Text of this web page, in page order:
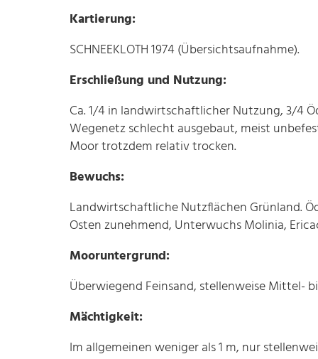
Kartierung:
SCHNEEKLOTH 1974 (Übersichtsaufnahme).
Erschließung und Nutzung:
Ca. 1/4 in landwirtschaftlicher Nutzung, 3/4
Wegenetz schlecht ausgebaut, meist
Moor trotzdem relativ trocken.
Bewuchs:
Landwirtschaftliche Nutzflächen Grünland.
Osten zunehmend, Unterwuchs Molinia,
Mooruntergrund:
Überwiegend Feinsand, stellenweise Mittel-
Mächtigkeit:
Im allgemeinen weniger als 1 m, nur